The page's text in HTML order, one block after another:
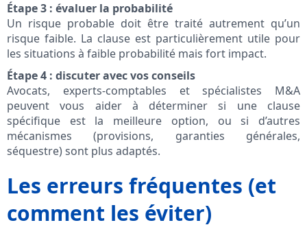
Étape 3 : évaluer la probabilité
Un risque probable doit être traité autrement qu’un
risque faible. La clause est particulièrement utile pour
les situations à faible probabilité mais fort impact.
Étape 4 : discuter avec vos conseils
Avocats, experts-comptables et spécialistes M&A
peuvent vous aider à déterminer si une clause
spécifique est la meilleure option, ou si d’autres
mécanismes (provisions, garanties générales,
séquestre) sont plus adaptés.
Les erreurs fréquentes (et
comment les éviter)